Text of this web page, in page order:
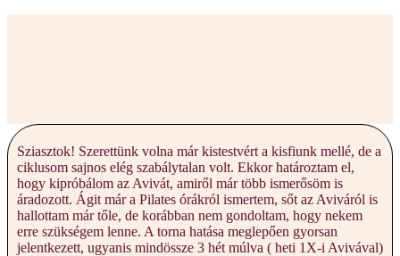
Sziasztok! Szerettünk volna már kistestvért a kisfiunk mellé, de a
ciklusom sajnos elég szabálytalan volt. Ekkor határoztam el,
hogy kipróbálom az Avivát, amiről már több ismerősöm is
áradozott. Ágit már a Pilates órákról ismertem, sőt az Aviváról is
hallottam már tőle, de korábban nem gondoltam, hogy nekem
erre szükségem lenne. A torna hatása meglepően gyorsan
jelentkezett, ugyanis mindössze 3 hét múlva ( heti 1X-i Avivával)